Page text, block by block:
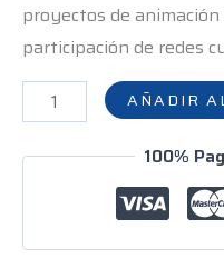
proyectos de
participación de redes
AÑADIR
100%